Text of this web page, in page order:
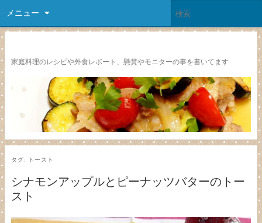
メニュー
家庭料理のレシピや外食レポート、懸賞やモニターの事を書いてます
タグ: トースト
シナモンアップルとピーナッツバターのトー
スト